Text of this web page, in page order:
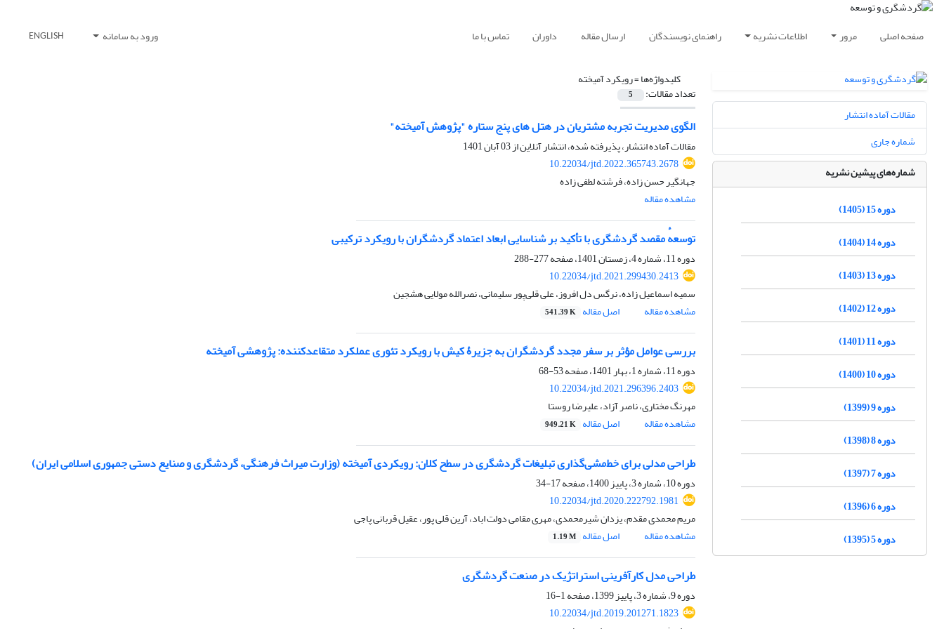
صفحه اصلی مرور اطلاعات نشریه راهنمای نویسندگان ارسال مقاله داوران تماس با ما ورود به سامانه ENGLISH
کلیدواژه‌ها =رویکرد آمیخته
تعداد مقالات: 5
الگوی مدیریت تجربه مشتریان در هتل های پنج ستاره "پژوهش آمیخته"
مقالات آماده انتشار، پذیرفته شده، انتشار آنلاین از03 آبان 1401
10.22034/jtd.2022.365743.2678
جهانگیر حسن زاده، فرشته لطفی زاده
مشاهده مقاله
توسعهٔ مقصد گردشگری با تأکید بر شناسایی ابعاد اعتماد گردشگران با رویکرد ترکیبی
دوره 11، شماره 4، زمستان 1401، صفحه
277-288
10.22034/jtd.2021.299430.2413
سمیه اسماعیل زاده، نرگس دل افروز، علی قلی‌پور سلیمانی، نصرالله مولایی هشجین
مشاهده مقاله
اصل مقاله 541.39 K
بررسی عوامل مؤثر بر سفر مجدد گردشگران به جزیرۀ کیش با رویکرد تئوری عملکرد متقاعدکننده: پژوهشی آمیخته
دوره 11، شماره 1، بهار 1401، صفحه
53-68
10.22034/jtd.2021.296396.2403
مهرنگ مختاری، ناصر آزاد، علیرضا روستا
مشاهده مقاله
اصل مقاله 949.21 K
طراحی مدلی برای خط‌مشی‌گذاری تبلیغات گردشگری در سطح کلان: رویکردی آمیخته (وزارت میراث فرهنگی، گردشگری و صنایع ‌دستی جمهوری اسلامی ایران)
دوره 10، شماره 3، پاییز 1400، صفحه
17-34
10.22034/jtd.2020.222792.1981
مریم محمدی مقدم، یزدان شیرمحمدی، مهری مقامی دولت اباد، آرین قلی پور، عقیل قربانی پاجی
مشاهده مقاله
اصل مقاله 1.19 M
طراحی مدل کارآفرینی استراتژیک در صنعت گردشگری
دوره 9، شماره 3، پاییز 1399، صفحه
1-16
10.22034/jtd.2019.201271.1823
مقالات آماده انتشار
شماره جاری
شماره‌های پیشین نشریه
دوره 15 (1405)
دوره 14 (1404)
دوره 13 (1403)
دوره 12 (1402)
دوره 11 (1401)
دوره 10 (1400)
دوره 9 (1399)
دوره 8 (1398)
دوره 7 (1397)
دوره 6 (1396)
دوره 5 (1395)